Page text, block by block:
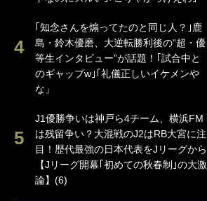
｢知念さんを煽ってたのと同じ人？｣鹿
島・鈴木優磨、大逆転勝利後の“超・優
等生インタビュー”が話題！｢試合中と
のギャップw｣｢礼儀正しいイケメンや
な」
J1優勝争いは神戸ら4チーム、横浜FM
は残留争い？大混戦のJ2はRB大宮に注
目！歴代最強の日本代表をJリーグから
【Jリーグ開幕｢初めての秋春制｣の大激
論】(6)